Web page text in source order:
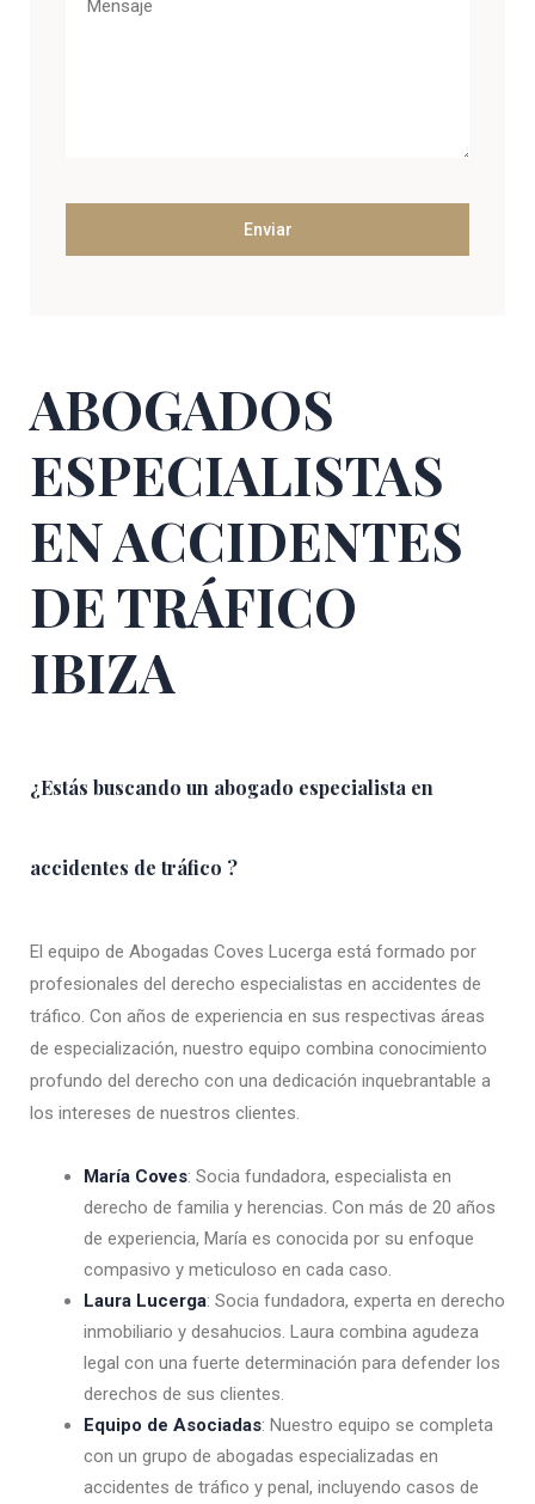
ABOGADOS
ESPECIALISTAS
EN ACCIDENTES
DE TRÁFICO
IBIZA
¿Estás buscando un abogado especialista en
accidentes de tráfico ?
El equipo de Abogadas Coves Lucerga está formado por
profesionales del derecho especialistas en accidentes de
tráfico. Con años de experiencia en sus respectivas áreas
de especialización, nuestro equipo combina conocimiento
profundo del derecho con una dedicación inquebrantable a
los intereses de nuestros clientes.
María Coves: Socia fundadora, especialista en
derecho de familia y herencias. Con más de 20 años
de experiencia, María es conocida por su enfoque
compasivo y meticuloso en cada caso.
Laura Lucerga: Socia fundadora, experta en derecho
inmobiliario y desahucios. Laura combina agudeza
legal con una fuerte determinación para defender los
derechos de sus clientes.
Equipo de Asociadas: Nuestro equipo se completa
con un grupo de abogadas especializadas en
accidentes de tráfico y penal, incluyendo casos de